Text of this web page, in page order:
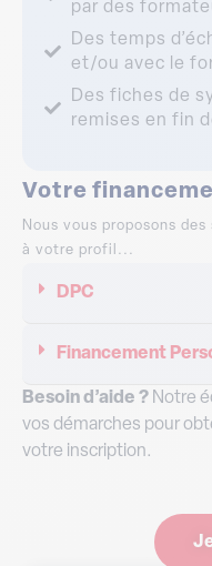
Des temps
et/ou avec le
Des fiches de
remises en fin
Nous vous proposons
à votre profil...
vos démarches pour
votre inscription.